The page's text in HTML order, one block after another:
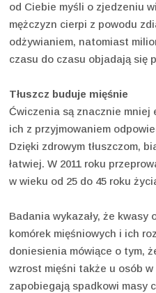
od Ciebie myśli o zjedzeniu
mężczyzn cierpi z powodu
odżywianiem, natomiast
czasu do czasu objadają się
Tłuszcz buduje mięśnie
Ćwiczenia są znacznie mniej
ich z przyjmowaniem
Dzięki zdrowym tłuszczom,
łatwiej. W 2011 roku
w wieku od 25 do 45 roku
Badania wykazały, że kwasy
komórek mięśniowych i ich
doniesienia mówiące o tym,
wzrost mięśni także u osób
zapobiegają spadkowi masy